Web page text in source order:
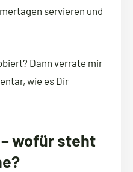
servieren und
Dann verrate mir
wie es Dir
wofür steht